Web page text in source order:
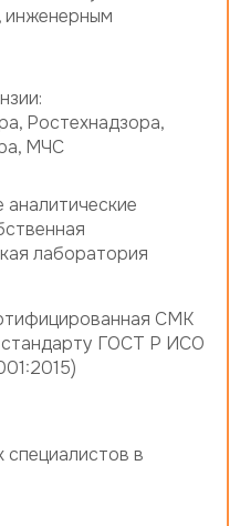
инженерным
Ростехнадзора,
МЧС
лаборатория
СМК
стандарту ГОСТ Р ИСО
специалистов в